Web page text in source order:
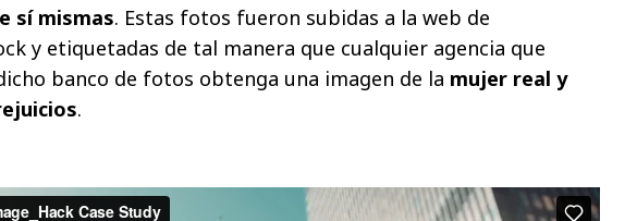
sí mismas. Estas fotos fueron subidas a la web de
y etiquetadas de tal manera que cualquier agencia que
banco de fotos obtenga una imagen de la mujer real y
.